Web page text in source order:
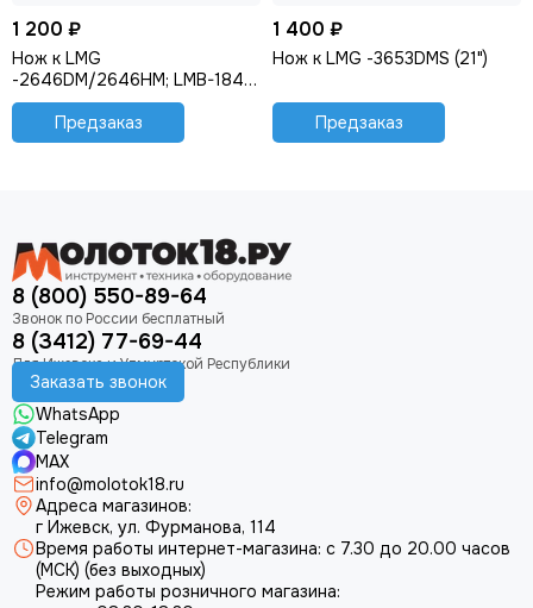
1 200 ₽
Нож к LMG
-2646DM/2646HM; LMB-1846
(18")
Предзаказ
1 400 ₽
Нож к LMG -3653DMS (21")
Предзаказ
8 (800) 550-89-64
8 (3412) 77-69-44
Заказать звонок
WhatsApp
Telegram
MAX
info@molotok18.ru
Адреса магазинов:
г Ижевск, ул. Фурманова, 114
Время работы интернет-магазина: с 7.30 до 20.00 часов
(МСК) (без выходных)
Режим работы розничного магазина: